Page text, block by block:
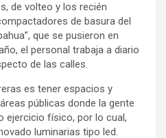
de volteo y los recién
de basura del
que se pusieron en
el personal trabaja a diario
de las calles.
es tener espacios y
públicas donde la gente
ejercicio físico, por lo cual,
luminarias tipo led.